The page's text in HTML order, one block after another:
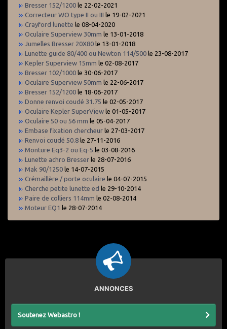
Bresser 152/1200 le 22-02-2021
Correcteur WO type II ou III le 19-02-2021
Crayford lunette le 08-04-2020
Oculaire Superview 30mm le 13-01-2018
Jumelles Bresser 20X80 le 13-01-2018
Lunette guide 80/400 ou Newton 114/500 le 23-08-2017
Kepler Superview 15mm le 02-08-2017
Bresser 102/1000 le 30-06-2017
Oculaire Superview 50mm le 22-06-2017
Bresser 152/1200 le 18-06-2017
Donne renvoi coudé 31.75 le 02-05-2017
Oculaire Kepler SuperView le 01-05-2017
Oculaire 50 ou 56 mm le 05-04-2017
Embase fixation chercheur le 27-03-2017
Renvoi coudé 50.8 le 27-11-2016
Monture Eq3-2 ou Eq-5 le 03-08-2016
Lunette achro Bresser le 28-07-2016
Mak 90/1250 le 14-07-2015
Crémaillère / porte oculaire le 04-07-2015
Cherche petite lunette ed le 29-10-2014
Paire de colliers 114mm le 02-08-2014
Moteur EQ1 le 28-07-2014
ANNONCES
Soutenez Webastro !